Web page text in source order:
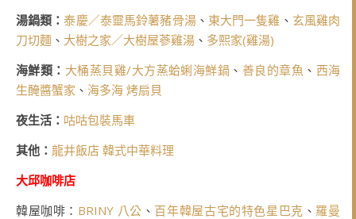
湯鍋類：泰慶／泰靈馬鈴薯豬骨湯、 東大門一隻雞 、 玄風雞肉
刀切麵 、 大樹之家／大樹屋蔘雞湯 、 多熙家(雞湯)
海鮮類： 大桶蒸貝雞/大方蒸蛤蜊海鮮鍋 、 善良的章魚 、 西海
生醃醬蟹家 、 海多海 烤扇貝
夜生活： 咕咕包裝馬車
其他： 龍井飯店 韓式中華料理
大邱咖啡店
韓屋咖啡： BRINY 八公 、 百年韓屋古宅的特色星巴克 、 羅曼